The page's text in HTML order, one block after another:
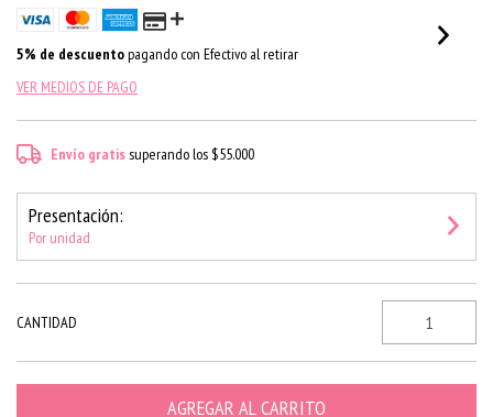
5% de descuentopagando con Efectivo al retirar
VER MEDIOS DE PAGO
Envío gratissuperando los $55.000
Presentación:
Por unidad
CANTIDAD